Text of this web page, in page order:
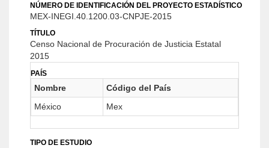
NÚMERO DE IDENTIFICACIÓN DEL PROYECTO ESTADÍSTICO
MEX-INEGI.40.1200.03-CNPJE-2015
TÍTULO
Censo Nacional de Procuración de Justicia Estatal
2015
PAÍS
Nombre
Código del País
México
Mex
TIPO DE ESTUDIO